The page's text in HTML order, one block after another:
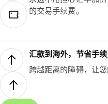
的交易手续费。
汇款到海外，节省手
跨越距离的障碍，让您